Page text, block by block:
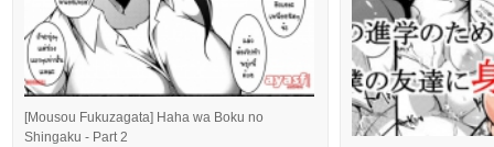
[Mousou Fukuzagata] Haha wa Boku no
Shingaku - Part 2